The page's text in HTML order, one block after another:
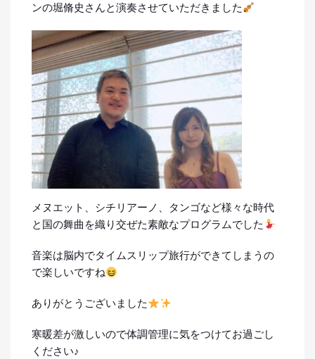
ンの堀脩史さんと演奏させていただきました
メヌエット、シチリアーノ、タンゴなど様々な時代
と国の舞曲を織り交ぜた素敵なプログラムでした
音楽は脳内でタイムスリップ旅行ができてしまうの
で楽しいですね
ありがとうございました
寒暖差が激しいので体調管理に気をつけてお過ごし
ください♪